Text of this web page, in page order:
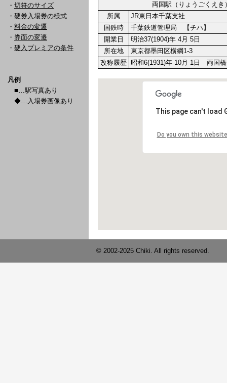
・ 切符のサイズ
・ 硬券入場券の様式
・ 料金の変遷
・ 券面の変遷
・ 硬入プレミアの条件
凡例
■…駅写真あり
◆…入場券画像あり
両国駅（りょうごく
所属
JR東日本千葉支社
国鉄時
千葉鉄道管理局 【チハ】
開業日
明治37(1904)年 4月 5日
所在地
東京都墨田区横綱1-3
改称履歴 昭和6(1931)年 10月 1日 両国
© 2002-2025 Chiki. All rights reserved.